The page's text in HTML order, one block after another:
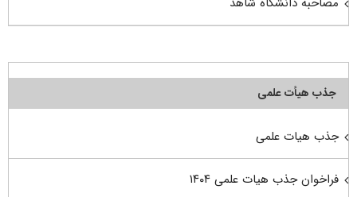
جذب هیأت علمی
جذب هیات علمی
فراخوان جذب هیات علمی ۱۴۰۴